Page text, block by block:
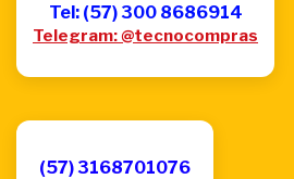
Tel: (57) 300 8686914
Telegram: @tecnocompras
(57) 3168701076